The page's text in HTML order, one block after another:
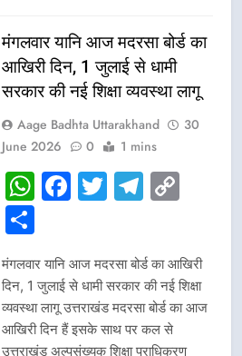
मंगलवार यानि आज मदरसा बोर्ड का
आखिरी दिन, 1 जुलाई से धामी
सरकार की नई शिक्षा व्यवस्था लागू
Aage Badhta Uttarakhand
30
June 2026
0 1 mins
WhatsApp
Facebook
Twitter
Share
मंगलवार यानि आज मदरसा बोर्ड का आखिरी
दिन, 1 जुलाई से धामी सरकार की नई शिक्षा
व्यवस्था लागू उत्तराखंड मदरसा बोर्ड का आज
आखिरी दिन हैं इसके साथ पर कल से
उत्तराखंड अल्पसंख्यक शिक्षा प्राधिकरण